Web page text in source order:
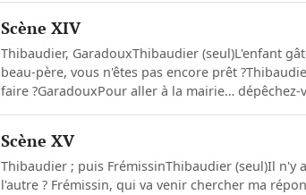
Scène XIV
Thibaudier, GaradouxThibaudier (seul)L'enfant
beau-père, vous n'êtes pas encore prêt
faire ?GaradouxPour aller à la mairie… dépêchez-
Scène XV
Thibaudier ; puis FrémissinThibaudier (seul)Il n'y
l'autre ? Frémissin, qui va venir chercher ma